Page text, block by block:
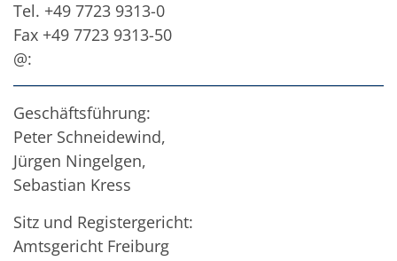
Solarzelle Inline
Solarzelle Batch
Verbrauchsgüter
MedTech
Medizinische Komponenten
Eye Care
Glas Anwendungen
Through glass vias (TGV)
Glas Wafer Bearbeitung
Laser & Ätzen
Kundenspezifische Lösungen
Kunststoffverarbeitung
Service
Service Hotline & Service Stützpunkte
Tel. +49 7723 9313-0
Fax +49 7723 9313-50
@:
Geschäftsführung:
Peter Schneidewind,
Jürgen Ningelgen,
Sebastian Kress
Sitz und Registergericht:
Amtsgericht Freiburg